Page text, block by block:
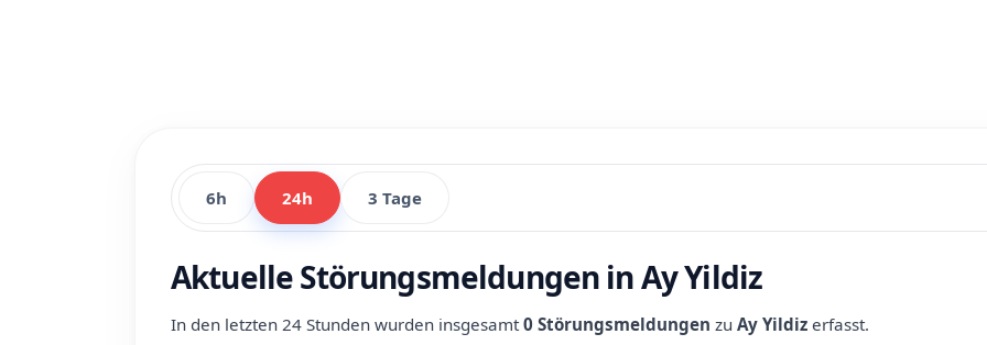
6h 24h 3 Tage
Aktuelle Störungsmeldungen in Ay Yildiz
In den letzten 24 Stunden wurden insgesamt0 Störungsmeldungen zu Ay Yildiz erfasst.